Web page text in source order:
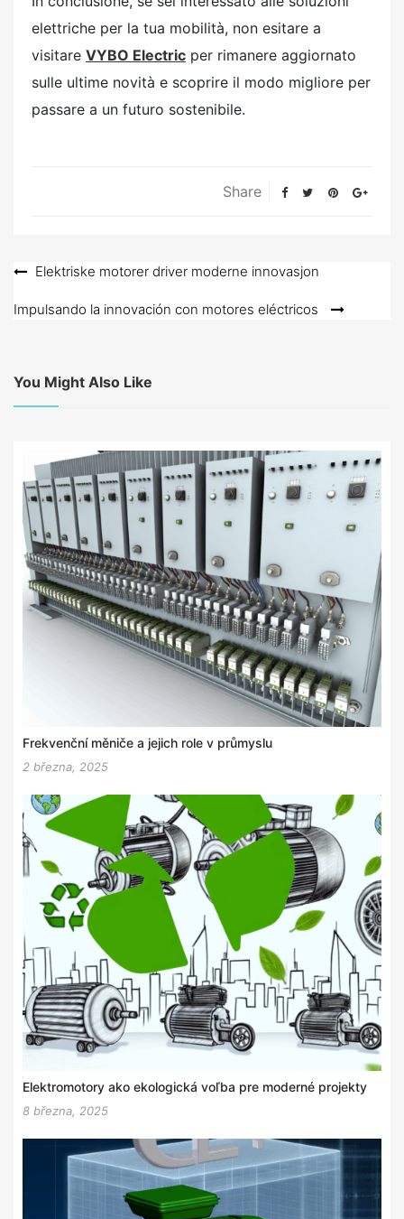
elettriche per la tua mobilità, non esitare a
visitare VYBO Electric per rimanere aggiornato
sulle ultime novità e scoprire il modo migliore per
passare a un futuro sostenibile.
Share
Navigace
pro
Elektriske motorer driver moderne innovasjon
Impulsando la innovación con motores eléctricos
You Might Also Like
Frekvenční měniče a jejich role v průmyslu
2 března, 2025
Elektromotory ako ekologická voľba pre moderné projekty
8 března, 2025